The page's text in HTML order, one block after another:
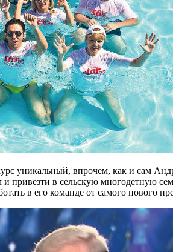
уникальный, впрочем, как и сам
привезти в сельскую многодетную
в его команде от самого нового